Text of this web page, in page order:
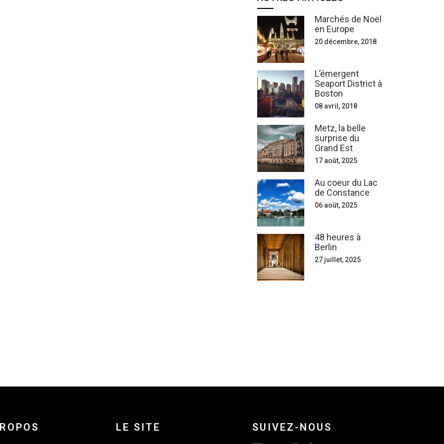
Marchés de Noël
en Europe
20 décembre, 2018
L’émergent
Seaport District à
Boston
08 avril, 2018
Metz, la belle
surprise du
Grand Est
17 août, 2025
Au coeur du Lac
de Constance
06 août, 2025
48 heures à
Berlin
27 juillet, 2025
LE SITE SUIVEZ-NOUS